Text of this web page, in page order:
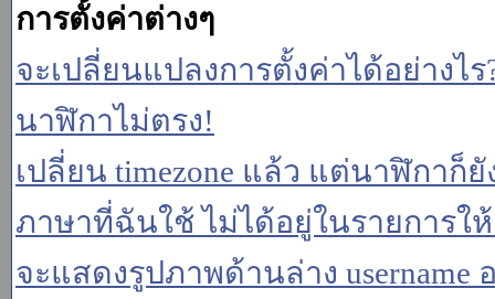
การตั้งค่าต่างๆ
จะเปลี่ยนแปลงการตั้งค่าได้อย่างไร
นาฬิกาไม่ตรง!
เปลี่ยน timezone แล้ว แต่นาฬิกาก็ยั
ภาษาที่ฉันใช้ ไม่ได้อยู่ในรายการใ
จะแสดงรูปภาพด้านล่าง username